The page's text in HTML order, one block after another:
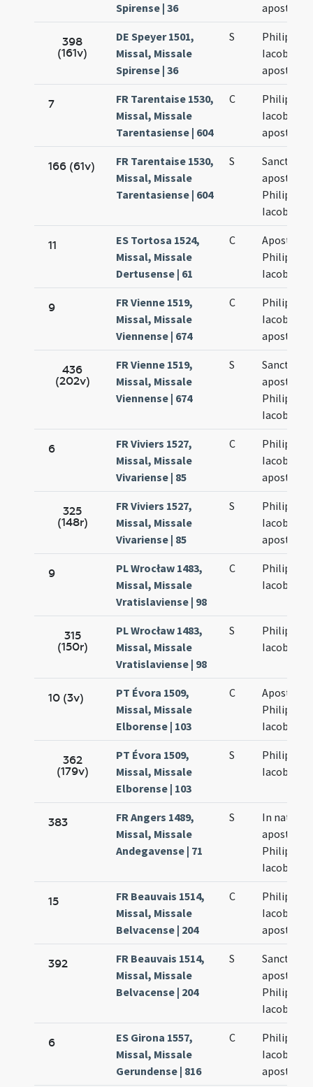
Spirense | 36
398
(161v)
DE Speyer 1501,
Missal, Missale
Spirense | 36
S
Philippi et
Iacobi
7
FR Tarentaise 1530,
Missal, Missale
Tarentasiense | 604
C
Philippi et
Iacobi
166 (61v)
FR Tarentaise 1530,
Missal, Missale
Tarentasiense | 604
S
Philippi et
Iacobi
11
ES Tortosa 1524,
Missal, Missale
Dertusense | 61
C
Philippi et
Iacobi
9
FR Vienne 1519,
Missal, Missale
Viennense | 674
C
Philippi et
Iacobi
436
(202v)
FR Vienne 1519,
Missal, Missale
Viennense | 674
S
Philippi et
Iacobi
6
FR Viviers 1527,
Missal, Missale
Vivariense | 85
C
Philippi et
Iacobi
325
(148r)
FR Viviers 1527,
Missal, Missale
Vivariense | 85
S
Philippi et
Iacobi
9
PL Wrocław 1483,
Missal, Missale
Vratislaviense | 98
C
Philippi et
Iacobi
315
(150r)
PL Wrocław 1483,
Missal, Missale
Vratislaviense | 98
S
Philippi et
Iacobi
10 (3v)
PT Évora 1509,
Missal, Missale
Elborense | 103
C
Philippi et
Iacobi
362
(179v)
PT Évora 1509,
Missal, Missale
Elborense | 103
S
Philippi et
Iacobi
383
FR Angers 1489,
Missal, Missale
Andegavense | 71
S
In natali
Philippi et
Iacobi
15
FR Beauvais 1514,
Missal, Missale
Belvacense | 204
C
Philippi et
Iacobi
392
FR Beauvais 1514,
Missal, Missale
Belvacense | 204
S
Philippi et
Iacobi
6
ES Girona 1557,
Missal, Missale
Gerundense | 816
C
Philippi et
Iacobi